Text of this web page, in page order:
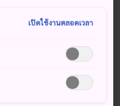
นและกึ่งเขตร้อนราว
ยมชมทะเลดอกไม้สีสัน
ภาพโดยรอบของภูเขา
าวคิงโกะ)ด้วยเช่นกัน
สถานที่ห้ามพลาดเมื่อคุณ
เปิดใช้งานตลอดเวลา